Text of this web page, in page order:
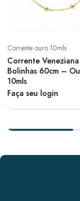
Corrente ouro 10mls
Corrente
Bolinhas 60cm –
10mls
Faça seu login